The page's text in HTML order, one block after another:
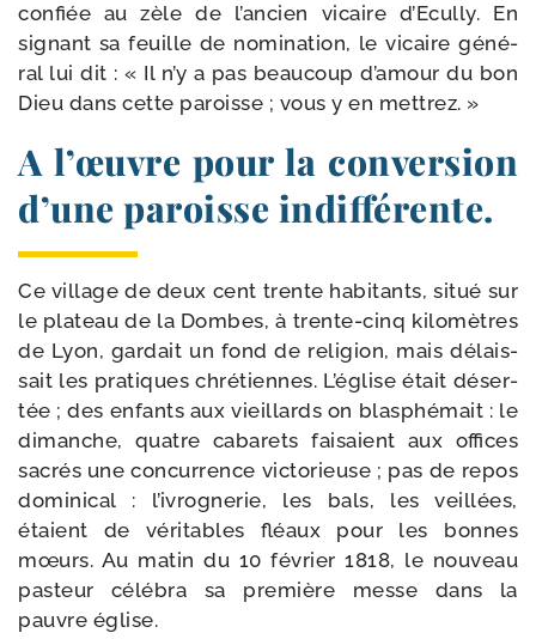
confiée au zèle de l’ancien vicaire d’Ecully. En
signant sa feuille de nomi­na­tion, le vicaire géné­
ral lui dit : « Il n’y a pas beau­coup d’amour du bon
Dieu dans cette paroisse ; vous y en mettrez. »
A l’œuvre pour la conversion
d’une paroisse indifférente.
Ce vil­lage de deux cent trente habi­tants, situé sur
le pla­teau de la Dombes, à trente-​cinq kilo­mètres
de Lyon, gar­dait un fond de reli­gion, mais délais­
sait les pra­tiques chré­tiennes. L’église était déser­
tée ; des enfants aux vieillards on blas­phé­mait : le
dimanche, quatre caba­rets fai­saient aux offices
sacrés une concur­rence vic­torieuse ; pas de repos
domi­ni­cal : l’ivrognerie, les bals, les veillées,
étaient de véri­tables fléaux pour les bonnes
mœurs. Au matin du 10 février 1818, le nou­veau
pas­teur célé­bra sa pre­mière messe dans la
pauvre église.